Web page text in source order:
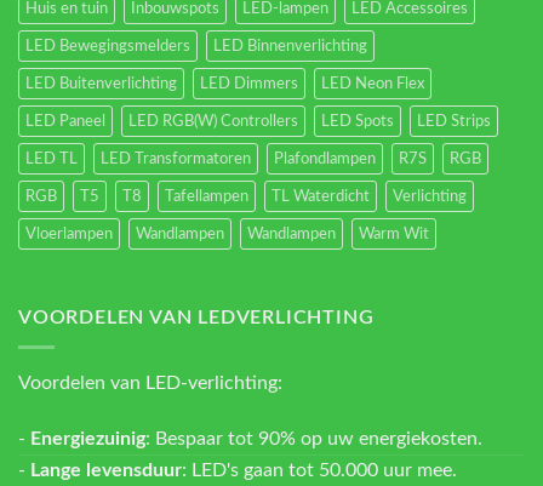
Huis en tuin Inbouwspots LED-lampen LED Accessoires
LED Bewegingsmelders LED Binnenverlichting
LED Buitenverlichting LED Dimmers LED Neon Flex
LED Paneel LED RGB(W) Controllers LED Spots LED Strips
LED TL LED Transformatoren Plafondlampen R7S RGB
RGB T5 T8 Tafellampen TL Waterdicht Verlichting
Vloerlampen Wandlampen Wandlampen Warm Wit
VOORDELEN VAN LEDVERLICHTING
Voordelen van LED-verlichting:
- Energiezuinig: Bespaar tot 90% op uw energiekosten.
- Lange levensduur: LED's gaan tot 50.000 uur mee.